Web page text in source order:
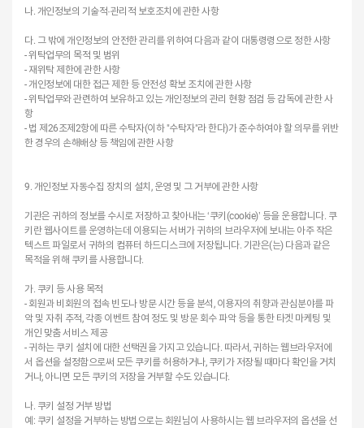
나. 개인정보의 기술적·관리적 보호조치에 관한 사항
다. 그 밖에 개인정보의 안전한 관리를 위하여 다음과 같이 대통령령으로 정한 사항
- 위탁업무의 목적 및 범위
- 재위탁 제한에 관한 사항
- 개인정보에 대한 접근 제한 등 안전성 확보 조치에 관한 사항
- 위탁업무와 관련하여 보유하고 있는 개인정보의 관리 현황 점검 등 감독에 관한 사
항
- 법 제26조제2항에 따른 수탁자(이하 "수탁자"라 한다)가 준수하여야 할 의무를 위반
한 경우의 손해배상 등 책임에 관한 사항
9. 개인정보 자동수집 장치의 설치, 운영 및 그 거부에 관한 사항
기관은 귀하의 정보를 수시로 저장하고 찾아내는 ‘쿠키(cookie)’ 등을 운용합니다. 쿠
키란 웹사이트를 운영하는데 이용되는 서버가 귀하의 브라우저에 보내는 아주 작은
텍스트 파일로서 귀하의 컴퓨터 하드디스크에 저장됩니다. 기관은(는) 다음과 같은
목적을 위해 쿠키를 사용합니다.
가. 쿠키 등 사용 목적
- 회원과 비회원의 접속 빈도나 방문 시간 등을 분석, 이용자의 취향과 관심분야를 파
악 및 자취 추적, 각종 이벤트 참여 정도 및 방문 회수 파악 등을 통한 타겟 마케팅 및
개인 맞춤 서비스 제공
- 귀하는 쿠키 설치에 대한 선택권을 가지고 있습니다. 따라서, 귀하는 웹브라우저에
서 옵션을 설정함으로써 모든 쿠키를 허용하거나, 쿠키가 저장될 때마다 확인을 거치
거나, 아니면 모든 쿠키의 저장을 거부할 수도 있습니다.
나. 쿠키 설정 거부 방법
예: 쿠키 설정을 거부하는 방법으로는 회원님이 사용하시는 웹 브라우저의 옵션을 선